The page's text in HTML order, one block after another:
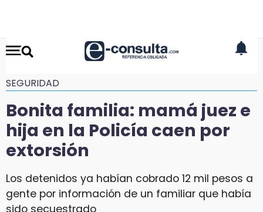
SEGURIDAD
Bonita familia: mamá juez e
hija en la Policía caen por
extorsión
Los detenidos ya habían cobrado 12 mil pesos a
gente por información de un familiar que había
sido secuestrado